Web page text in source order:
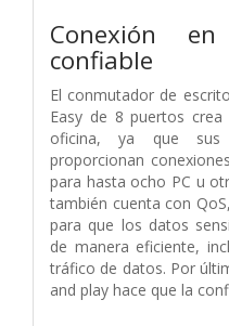
Conexión
confiable
El conmutador de
Easy de 8 puertos
oficina, ya que sus
proporcionan
para hasta ocho PC u
también cuenta con
para que los datos
de manera eficiente,
tráfico de datos. Por
and play hace que la